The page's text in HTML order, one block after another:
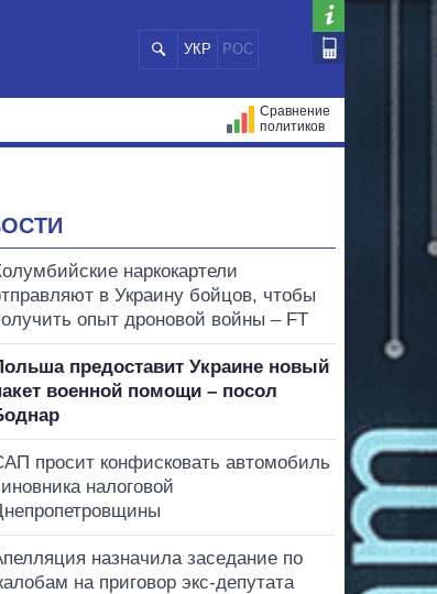
УКР РОС
Сравнение
политиков
наркокартели
в Украину бойцов, чтобы
опыт дроновой войны – FT
предоставит Украине новый
военной помощи – посол
просит конфисковать автомобиль
налоговой
назначила заседание по
на приговор экс-депутата